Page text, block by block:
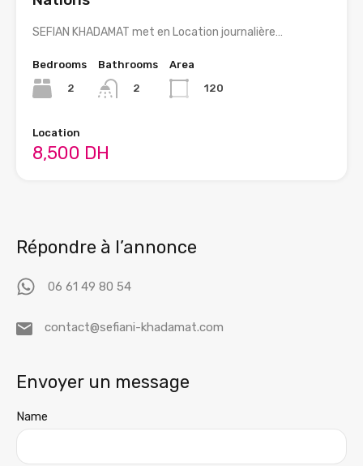
SEFIAN KHADAMAT met en Location journalière…
Bedrooms
2
Bathrooms
2
Area
120
Location
8,500 DH
Répondre à l’annonce
06 61 49 80 54
contact@sefiani-khadamat.com
Envoyer un message
Name